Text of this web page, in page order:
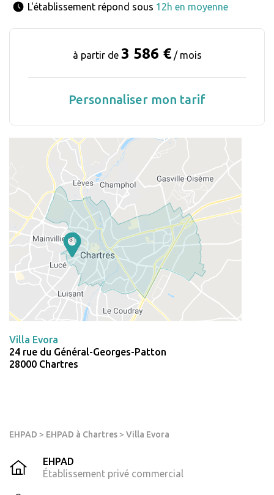
EHPAD > EHPAD à Chartres > Villa Evora
EHPAD
Établissement privé commercial
L'établissement répond sous 12h en moyenne
à partir de 3 586 €/ mois
Personnaliser mon tarif
Villa Evora
24 rue du Général-Georges-Patton
28000 Chartres